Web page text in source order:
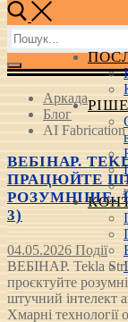
Пошук:
Аркада
Блог
AI
ВЕБІНАР.
ПРАЦЮЙТЕ
РОЗУМНІШЕ.
3)
04.05.2026 Події
ВЕБІНАР. Tekla
проєктуйте
штучний інтелект
Хмарні